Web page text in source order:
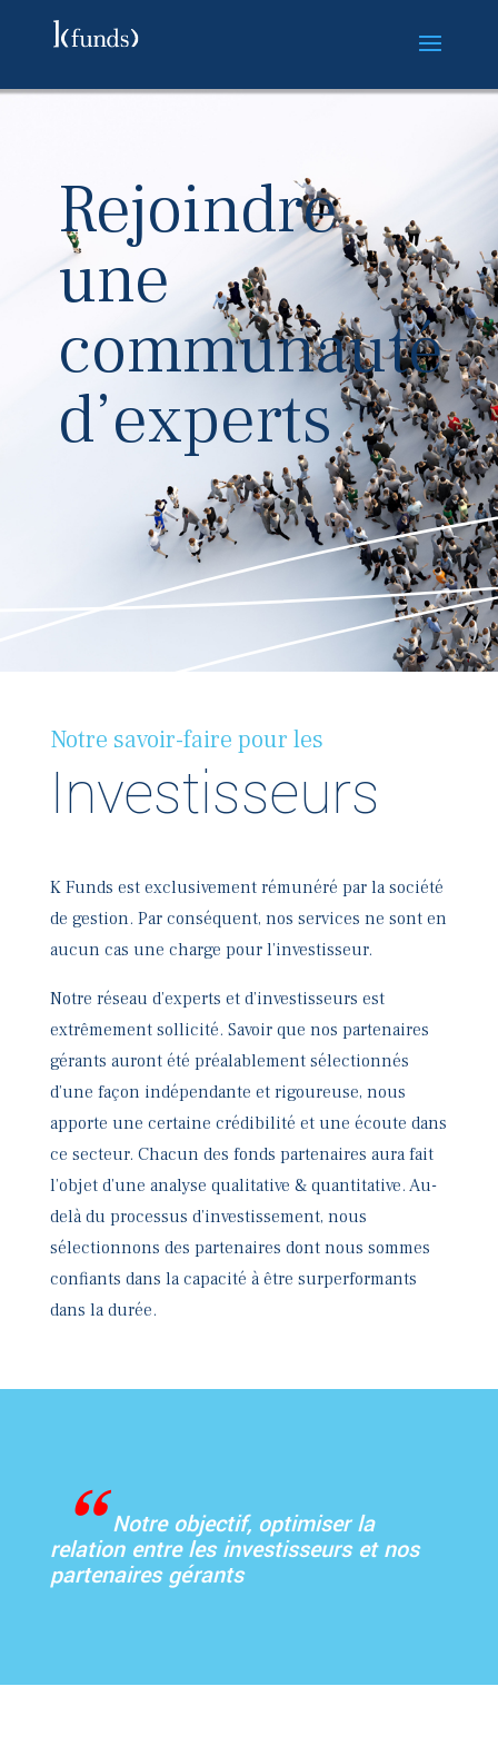
Rejoindre
une
communauté
d’experts

Notre savoir-faire pour les
Investisseurs
K Funds est exclusivement rémunéré par la société
de gestion. Par conséquent, nos services ne sont en
aucun cas une charge pour l’investisseur.
Notre réseau d’experts et d’investisseurs est
extrêmement sollicité. Savoir que nos partenaires
gérants auront été préalablement sélectionnés
d’une façon indépendante et rigoureuse, nous
apporte une certaine crédibilité et une écoute dans
ce secteur. Chacun des fonds partenaires aura fait
l’objet d’une analyse qualitative & quantitative. Au-
delà du processus d’investissement, nous
sélectionnons des partenaires dont nous sommes
confiants dans la capacité à être surperformants
dans la durée.
“Notre objectif, optimiser la
relation entre les investisseurs et nos
partenaires gérants